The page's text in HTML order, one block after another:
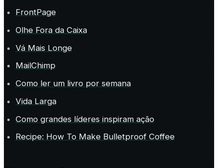
FrontPage
Olhe Fora da Caixa
Vá Mais Longe
MailChimp
Como ler um livro por semana
Vida Larga
Como grandes líderes inspiram ação
Recipe: How To Make Bulletproof Coffee